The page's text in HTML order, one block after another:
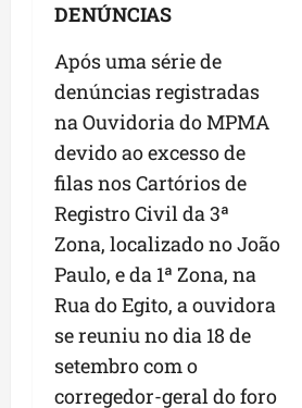
DENÚNCIAS
Após uma série de
denúncias registradas
na Ouvidoria do MPMA
devido ao excesso de
filas nos Cartórios de
Registro Civil da 3ª
Zona, localizado no João
Paulo, e da 1ª Zona, na
Rua do Egito, a ouvidora
se reuniu no dia 18 de
setembro com o
corregedor-geral do foro